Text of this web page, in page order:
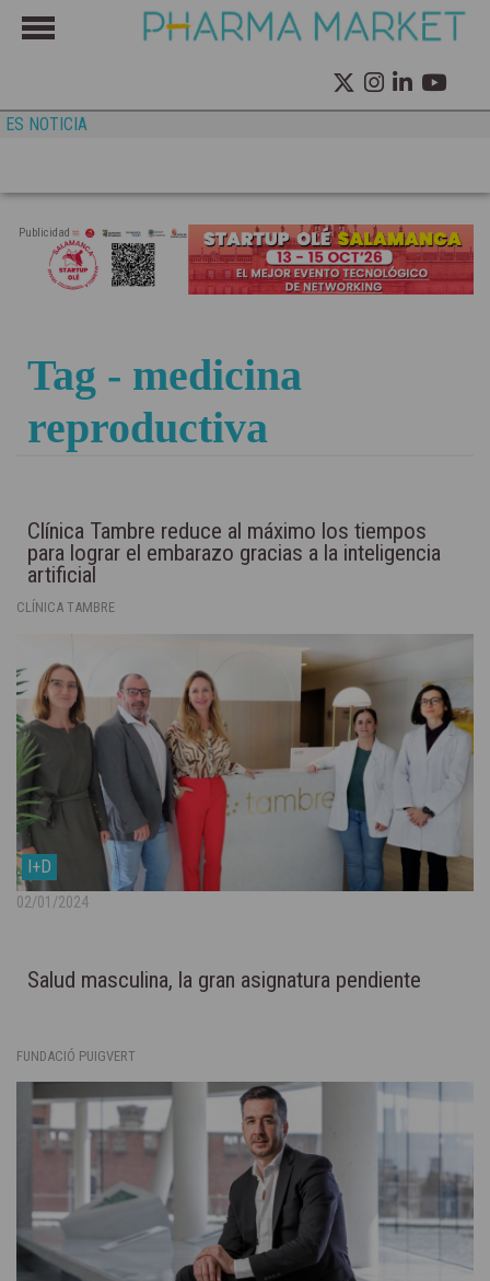
ES NOTICIA
Publicidad
Tag - medicina
reproductiva
Clínica Tambre reduce al máximo los tiempos
para lograr el embarazo gracias a la inteligencia
artificial
CLÍNICA TAMBRE
I+D
02/01/2024
Salud masculina, la gran asignatura pendiente
FUNDACIÓ PUIGVERT